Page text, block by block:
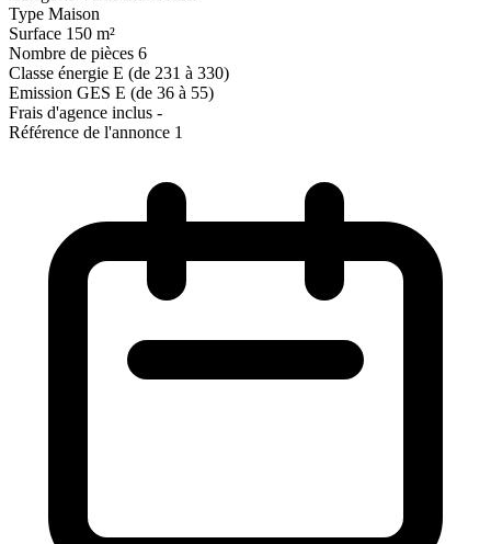
Type Maison
Surface 150 m²
Nombre de pièces 6
Classe énergie E (de 231 à 330)
Emission GES E (de 36 à 55)
Frais d'agence inclus -
Référence de l'annonce 1